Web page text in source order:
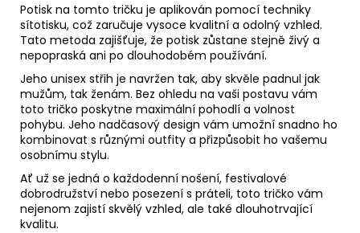
Potisk na tomto tričku je aplikován pomocí techniky
sítotisku, což zaručuje vysoce kvalitní a odolný vzhled.
Tato metoda zajišťuje, že potisk zůstane stejně živý a
nepopraská ani po dlouhodobém používání.
Jeho unisex střih je navržen tak, aby skvěle padnul jak
mužům, tak ženám. Bez ohledu na vaši postavu vám
toto tričko poskytne maximální pohodlí a volnost
pohybu. Jeho nadčasový design vám umožní snadno ho
kombinovat s různými outfity a přizpůsobit ho vašemu
osobnímu stylu.
Ať už se jedná o každodenní nošení, festivalové
dobrodružství nebo posezení s práteli, toto tričko vám
nejenom zajistí skvělý vzhled, ale také dlouhotrvající
kvalitu.